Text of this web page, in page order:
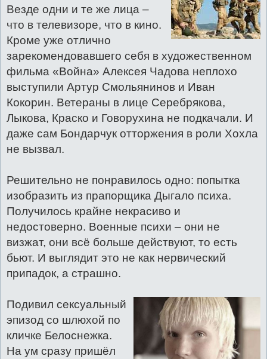
Везде одни и те же лица –
что в телевизоре, что в кино.
Кроме уже отлично
зарекомендовавшего себя в художественном
фильма «Война» Алексея Чадова неплохо
выступили Артур Смольянинов и Иван
Кокорин. Ветераны в лице Серебрякова,
Лыкова, Краско и Говорухина не подкачали. И
даже сам Бондарчук отторжения в роли Хохла
не вызвал.
Решительно не понравилось одно: попытка
изобразить из прапорщика Дыгало психа.
Получилось крайне некрасиво и
недостоверно. Военные психи – они не
визжат, они всё больше действуют, то есть
бьют. И выглядит это не как нервический
припадок, а страшно.
Подивил сексуальный
эпизод со шлюхой по
кличке Белоснежка.
На ум сразу пришёл